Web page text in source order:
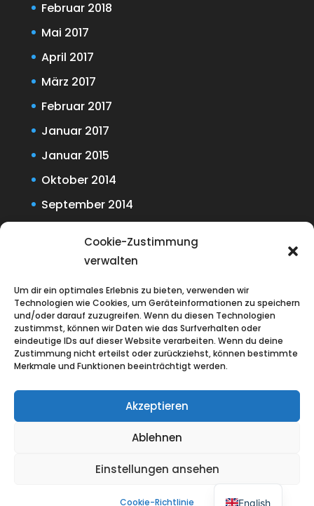
Cookie-Zustimmung
verwalten
Um dir ein optimales Erlebnis zu bieten, verwenden wir
Technologien wie Cookies, um Geräteinformationen zu speichern
und/oder darauf zuzugreifen. Wenn du diesen Technologien
zustimmst, können wir Daten wie das Surfverhalten oder
eindeutige IDs auf dieser Website verarbeiten. Wenn du deine
Zustimmung nicht erteilst oder zurückziehst, können bestimmte
Merkmale und Funktionen beeinträchtigt werden.
Akzeptieren
Ablehnen
Einstellungen ansehen
Cookie-Richtlinie
Februar 2018
Mai 2017
April 2017
März 2017
Februar 2017
Januar 2017
Januar 2015
Oktober 2014
September 2014
Elegant Themes|
Unterstützt vonWordPress English